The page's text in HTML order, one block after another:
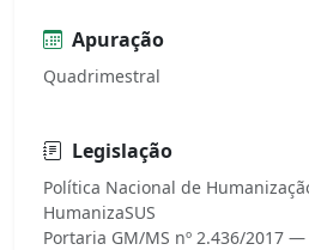
Apuração
Quadrimestral
Legislação
Política Nacional de
HumanizaSUS
Portaria GM/MS nº 2.436/2017